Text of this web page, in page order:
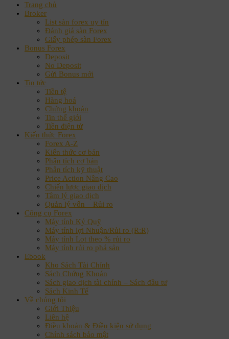
Trang chủ
Broker
List sàn forex uy tín
Đánh giá sàn Forex
Giấy phép sàn Forex
Bonus Forex
Deposit
No Deposit
Gửi Bonus mới
Tin tức
Tiền tệ
Hàng hoá
Chứng khoán
Tin thế giới
Tiền điện tử
Kiến thức Forex
Forex A-Z
Kiến thức cơ bản
Phân tích cơ bản
Phân tích kỹ thuật
Price Action Nâng Cao
Chiến lược giao dịch
Tâm lý giao dịch
Quản lý vốn – Rủi ro
Công cụ Forex
Máy tính Ký Quỹ
Máy tính lợi Nhuận/Rủi ro (R:R)
Máy tính Lot theo % rủi ro
Máy tính rủi ro phá sản
Ebook
Kho Sách Tài Chính
Sách Chứng Khoán
Sách giao dịch tài chính – Sách đầu tư
Sách Kinh Tế
Về chúng tôi
Giới Thiệu
Liên hệ
Điều khoản & Điều kiện sử dụng
Chính sách bảo mật